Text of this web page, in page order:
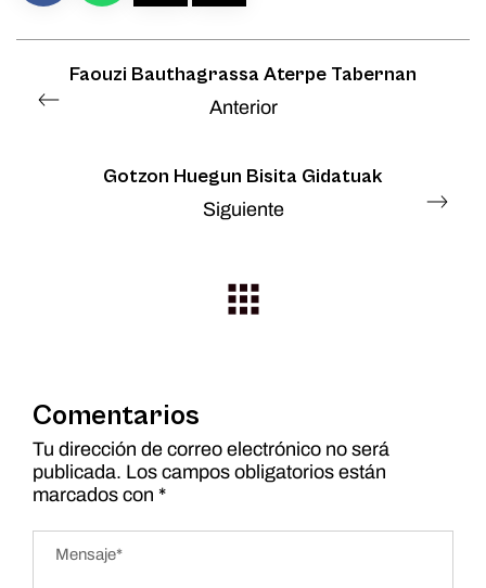
Faouzi Bauthagrassa Aterpe Tabernan
Anterior
Gotzon Huegun Bisita Gidatuak
Siguiente
Comentarios
Tu dirección de correo electrónico no será
publicada. Los campos obligatorios están
marcados con *